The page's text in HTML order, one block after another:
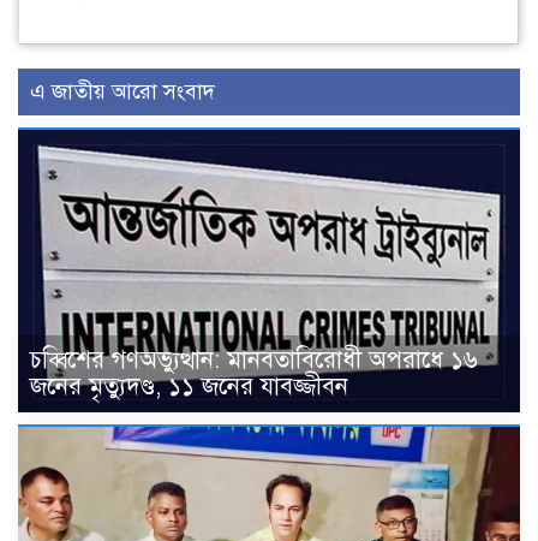
এ জাতীয় আরো সংবাদ
চব্বিশের গণঅভ্যুত্থান: মানবতাবিরোধী অপরাধে ১৬
জনের মৃত্যুদণ্ড, ১১ জনের যাবজ্জীবন